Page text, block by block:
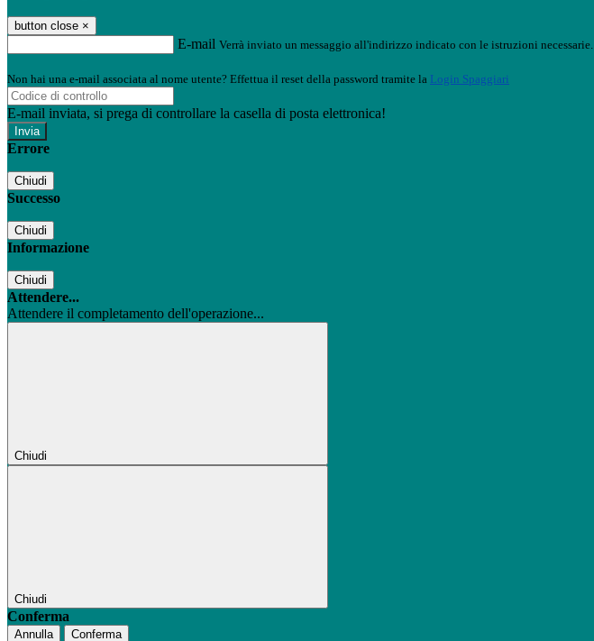
button close ×
E-mail Verrà inviato un messaggio all'indirizzo indicato con le istruzioni necessarie.
Non hai una e-mail associata al nome utente? Effettua il reset della password tramite la Login Spaggiari
E-mail inviata, si prega di controllare la casella di posta elettronica!
Errore
Chiudi
Successo
Chiudi
Informazione
Chiudi
Attendere...
Attendere il completamento dell'operazione...
Chiudi
Chiudi
Conferma
Annulla Conferma